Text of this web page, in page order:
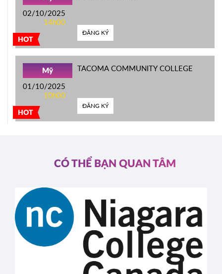
HOT
02/10/2025
14h00
ĐĂNG KÝ
HOT
Mỹ
01/10/2025
10h00
TACOMA COMMUNITY COLLEGE
ĐĂNG KÝ
CÓ THỂ BẠN QUAN TÂM